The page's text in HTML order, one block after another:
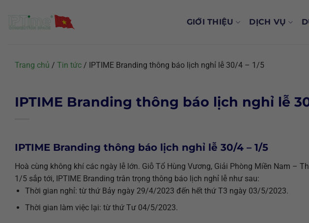
đến
GIỚI THIỆU DỊCH VỤ
Trang chủ / Tin tức / IPTIME Branding thông báo lịch nghỉ lễ 30/4 – 1/5
IPTIME Branding thông báo lịch nghỉ lễ
IPTIME Branding thông báo lịch nghỉ lễ 30/4 – 1/5
Hoà cùng không khí các ngày lễ lớn. Giỗ Tổ Hùng Vương, Giải Phòng Miền Nam –
1/5 sắp tới, IPTIME Branding trân trọng thông báo lịch nghỉ lễ như sau:
Thời gian nghỉ: từ thứ Bảy ngày 29/4/2023 đến hết thứ T3 ngày 03/5/2023.
Thời gian làm việc lại: từ thứ Tư 04/5/2023.